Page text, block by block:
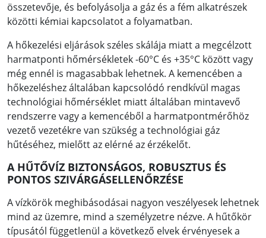
összetevője, és befolyásolja a gáz és a fém alkatrészek
közötti kémiai kapcsolatot a folyamatban.
A hőkezelési eljárások széles skálája miatt a megcélzott
harmatponti hőmérsékletek -60°C és +35°C között vagy
még ennél is magasabbak lehetnek. A kemencében a
hőkezeléshez általában kapcsolódó rendkívül magas
technológiai hőmérséklet miatt általában mintavevő
rendszerre vagy a kemencéből a harmatpontmérőhöz
vezető vezetékre van szükség a technológiai gáz
hűtéséhez, mielőtt az elérné az érzékelőt.
A HŰTŐVÍZ BIZTONSÁGOS, ROBUSZTUS ÉS
PONTOS SZIVÁRGÁSELLENŐRZÉSE
A vízkörök meghibásodásai nagyon veszélyesek lehetnek
mind az üzemre, mind a személyzetre nézve. A hűtőkör
típusától függetlenül a következő elvek érvényesek a